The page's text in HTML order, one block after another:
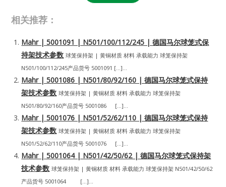
相关推荐：
Mahr | 5001091 | N501/100/112/245 | 德国马尔球笼式保
持架技术参数 球笼保持架 | 黄铜材质 材料 承载能力 球笼保持架
N501/100/112/245产品货号 5001091 […]...
Mahr | 5001086 | N501/80/92/160 | 德国马尔球笼式保持
架技术参数 球笼保持架 | 黄铜材质 材料 承载能力 球笼保持架
N501/80/92/160产品货号 5001086 […]...
Mahr | 5001076 | N501/52/62/110 | 德国马尔球笼式保持
架技术参数 球笼保持架 | 黄铜材质 材料 承载能力 球笼保持架
N501/52/62/110产品货号 5001076 […]...
Mahr | 5001064 | N501/42/50/62 | 德国马尔球笼式保持架
技术参数 球笼保持架 | 黄铜材质 材料 承载能力 球笼保持架 N501/42/50/62
产品货号 5001064 […]...